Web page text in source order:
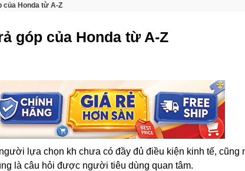
của Honda từ A-Z
góp của Honda từ A-Z
lựa chọn kh chưa có đầy đủ điều kiện kinh tế, cũng
là câu hỏi được người tiêu dùng quan tâm.